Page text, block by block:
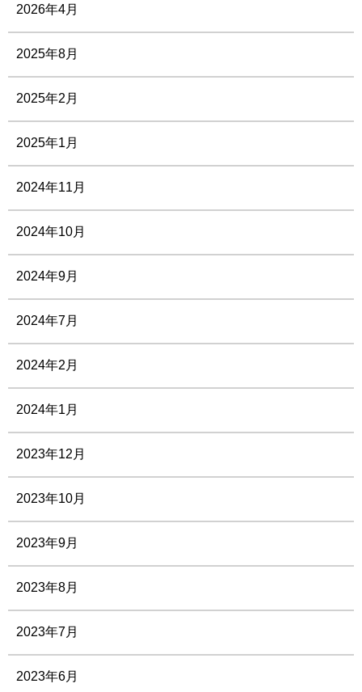
2026年4月
2025年8月
2025年2月
2025年1月
2024年11月
2024年10月
2024年9月
2024年7月
2024年2月
2024年1月
2023年12月
2023年10月
2023年9月
2023年8月
2023年7月
2023年6月